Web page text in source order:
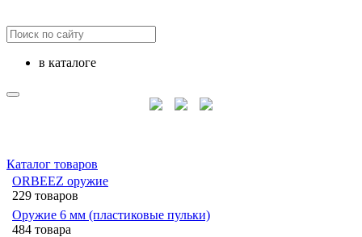
в каталоге
Каталог товаров
ORBEEZ оружие
229 товаров
Оружие 6 мм (пластиковые пульки)
484 товара